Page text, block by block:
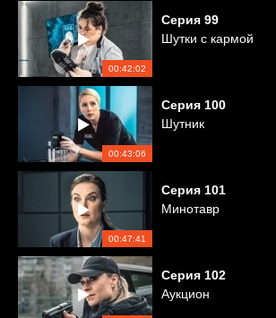
00:42:02
Серия 99
Шутки с кармой
00:43:06
Серия 100
Шутник
00:47:41
Серия 101
Минотавр
Серия 102
Аукцион